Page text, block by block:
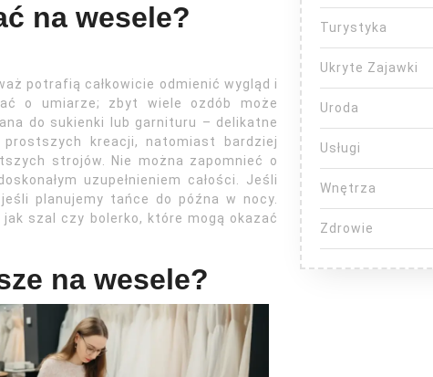
na wesele?
potrafią całkowicie odmienić wygląd i
o umiarze; zbyt wiele ozdób może
do sukienki lub garnituru – delikatne
kreacji, natomiast bardziej
strojów. Nie można zapomnieć o
uzupełnieniem całości. Jeśli
planujemy tańce do późna w nocy.
szal czy bolerko, które mogą okazać
na wesele?
Turystyka
Ukryte Zajawki
Uroda
Usługi
Wnętrza
Zdrowie